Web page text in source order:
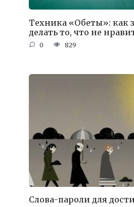
Техника «Обеты»: как
делать то, что не
0 829
Слова-пароли для